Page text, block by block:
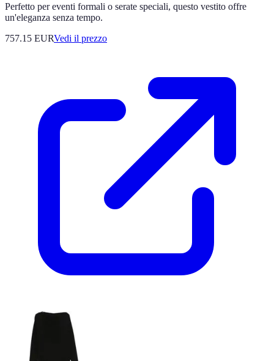
Perfetto per eventi formali o serate speciali, questo vestito offre
un'eleganza senza tempo.
757.15 EURVedi il prezzo